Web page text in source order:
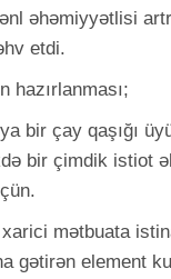
ənl əhəmiyyətlisi
etdi.
hazırlanması;
bir çay qaşığı
bir çimdik istiot
mətbuata
gətirən element